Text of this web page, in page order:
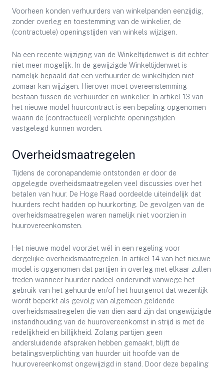
Voorheen konden verhuurders van winkelpanden eenzijdig,
zonder overleg en toestemming van de winkelier, de
(contractuele) openingstijden van winkels wijzigen.
Na een recente wijziging van de Winkeltijdenwet is dit echter
niet meer mogelijk. In de gewijzigde Winkeltijdenwet is
namelijk bepaald dat een verhuurder de winkeltijden niet
zomaar kan wijzigen. Hierover moet overeenstemming
bestaan tussen de verhuurder en winkelier. In artikel 13 van
het nieuwe model huurcontract is een bepaling opgenomen
waarin de (contractueel) verplichte openingstijden
vastgelegd kunnen worden.
Overheidsmaatregelen
Tijdens de coronapandemie ontstonden er door de
opgelegde overheidsmaatregelen veel discussies over het
betalen van huur. De Hoge Raad oordeelde uiteindelijk dat
huurders recht hadden op huurkorting. De gevolgen van de
overheidsmaatregelen waren namelijk niet voorzien in
huurovereenkomsten.
Het nieuwe model voorziet wél in een regeling voor
dergelijke overheidsmaatregelen. In artikel 14 van het nieuwe
model is opgenomen dat partijen in overleg met elkaar zullen
treden wanneer huurder nadeel ondervindt vanwege het
gebruik van het gehuurde en/of het huurgenot dat wezenlijk
wordt beperkt als gevolg van algemeen geldende
overheidsmaatregelen die van dien aard zijn dat ongewijzigde
instandhouding van de huurovereenkomst in strijd is met de
redelijkheid en billijkheid. Zolang partijen geen
andersluidende afspraken hebben gemaakt, blijft de
betalingsverplichting van huurder uit hoofde van de
huurovereenkomst ongewijzigd in stand. Door deze bepaling